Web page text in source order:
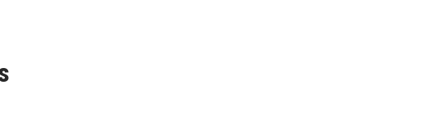
veilige montage aan het rack/rig.